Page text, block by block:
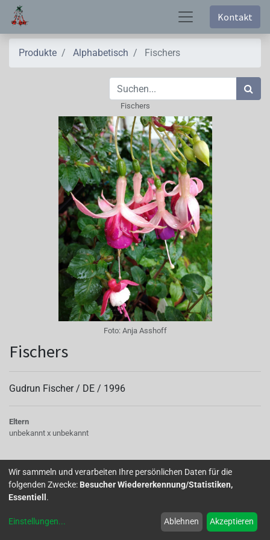
Kontakt
Produkte Alphabetisch Fischers
Fischers
Foto: Anja Asshoff
Fischers
Gudrun Fischer / DE / 1996
Eltern
unbekannt x unbekannt
großen halbgefüllten bis gefüllten Blüten. Die Blätter sind
kräftig grün und leicht samtig. Sie verträgt sehr gut
Übergießen angeht. An Hitzetagen daher sehr vorsichtig
Wir sammeln und verarbeiten Ihre persönlichen Daten für die
folgenden Zwecke: Besucher Wiedererkennung/Statistiken,
Essentiell .
Einstellungen... Ablehnen Akzeptieren